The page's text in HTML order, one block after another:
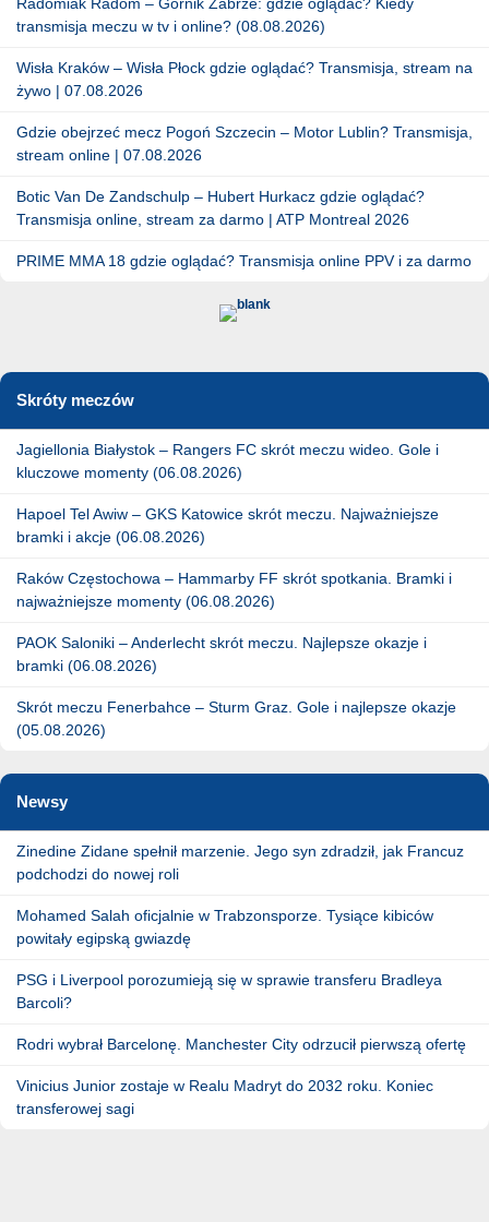
transmisja meczu w tv i online? (08.08.2026)
Wisła Kraków – Wisła Płock gdzie oglądać? Transmisja, stream na
żywo | 07.08.2026
Gdzie obejrzeć mecz Pogoń Szczecin – Motor Lublin? Transmisja,
stream online | 07.08.2026
Botic Van De Zandschulp – Hubert Hurkacz gdzie oglądać?
Transmisja online, stream za darmo | ATP Montreal 2026
PRIME MMA 18 gdzie oglądać? Transmisja online PPV i za darmo
Skróty meczów
Jagiellonia Białystok – Rangers FC skrót meczu wideo. Gole i
kluczowe momenty (06.08.2026)
Hapoel Tel Awiw – GKS Katowice skrót meczu. Najważniejsze
bramki i akcje (06.08.2026)
Raków Częstochowa – Hammarby FF skrót spotkania. Bramki i
najważniejsze momenty (06.08.2026)
PAOK Saloniki – Anderlecht skrót meczu. Najlepsze okazje i
bramki (06.08.2026)
Skrót meczu Fenerbahce – Sturm Graz. Gole i najlepsze okazje
(05.08.2026)
Newsy
Zinedine Zidane spełnił marzenie. Jego syn zdradził, jak Francuz
podchodzi do nowej roli
Mohamed Salah oficjalnie w Trabzonsporze. Tysiące kibiców
powitały egipską gwiazdę
PSG i Liverpool porozumieją się w sprawie transferu Bradleya
Barcoli?
Rodri wybrał Barcelonę. Manchester City odrzucił pierwszą ofertę
Vinicius Junior zostaje w Realu Madryt do 2032 roku. Koniec
transferowej sagi